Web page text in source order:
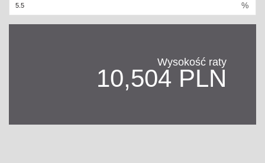
%
Wysokość raty
10,504 PLN